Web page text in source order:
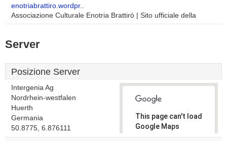
enotriabrattiro.wordpr..
Associazione Culturale Enotria Brattirò | Sito ufficiale della
Server
Posizione Server
Intergenia Ag
Nordrhein-westfalen
Huerth
Germania
50.8775, 6.876111
This page can't load
Google Maps
correctly.